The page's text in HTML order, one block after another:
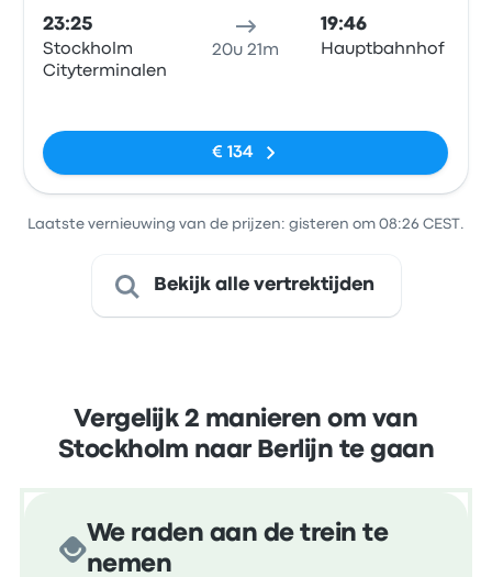
23:25
Stockholm
Cityterminalen
20u 21m
19:46
Hauptbahnhof
€ 134
Laatste vernieuwing van de prijzen: gisteren om 08:26 CEST.
Bekijk alle vertrektijden
Vergelijk 2 manieren om van
Stockholm naar Berlijn te gaan
We raden aan de trein te
nemen